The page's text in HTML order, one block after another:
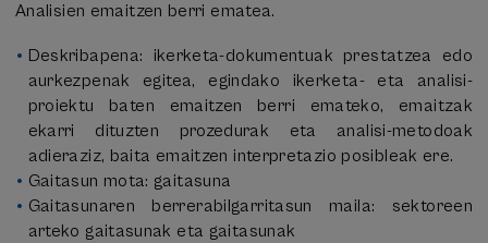
Analisien emaitzen berri ematea.
Deskribapena: ikerketa-dokumentuak prestatzea edo
aurkezpenak egitea, egindako ikerketa- eta analisi-
proiektu baten emaitzen berri emateko, emaitzak
ekarri dituzten prozedurak eta analisi-metodoak
adieraziz, baita emaitzen interpretazio posibleak ere.
Gaitasun mota: gaitasuna
Gaitasunaren berrerabilgarritasun maila: sektoreen
arteko gaitasunak eta gaitasunak